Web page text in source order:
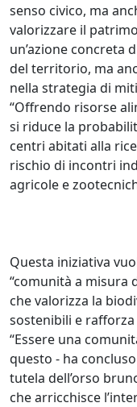
senso civico, ma
valorizzare il
un’azione concreta
del territorio, ma
nella strategia di
“Offrendo risorse
si riduce la
centri abitati alla
rischio di incontri
agricole e
Questa iniziativa
“comunità a misura
che valorizza la
sostenibili e
“Essere una
questo - ha
tutela dell’orso
che arricchisce